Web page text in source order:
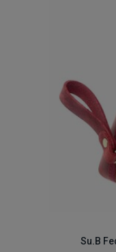
Su.B